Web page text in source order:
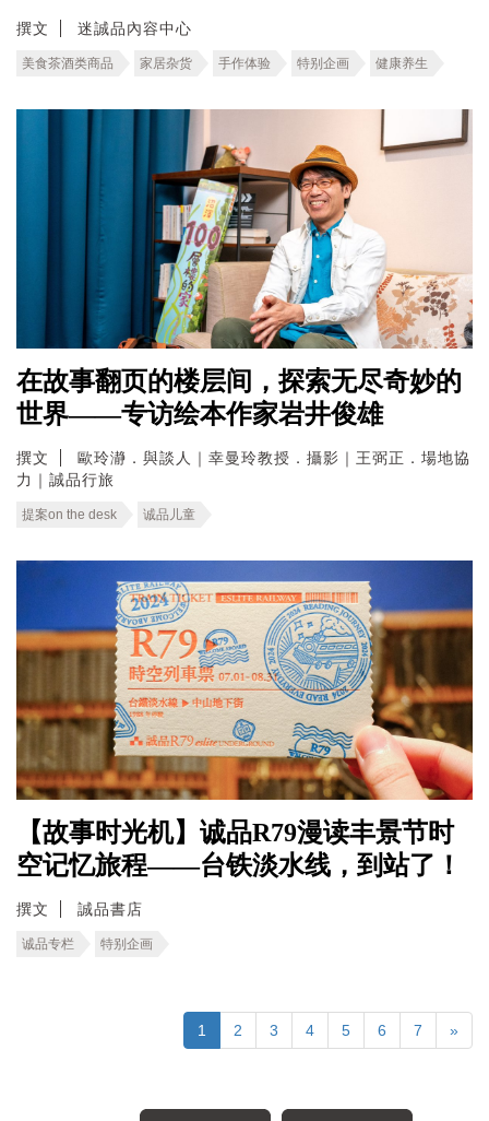
撰文 迷誠品內容中心
美食茶酒类商品 家居杂货 手作体验 特别企画 健康养生
在故事翻页的楼层间，探索无尽奇妙的
世界——专访绘本作家岩井俊雄
撰文
歐玲瀞．與談人｜幸曼玲教授．攝影｜王弼正．場地協
力｜誠品行旅
提案on the desk 诚品儿童
【故事时光机】诚品R79漫读丰景节时
空记忆旅程――台铁淡水线，到站了！
撰文 誠品書店
诚品专栏 特别企画
1 2 3 4 5 6 7 »